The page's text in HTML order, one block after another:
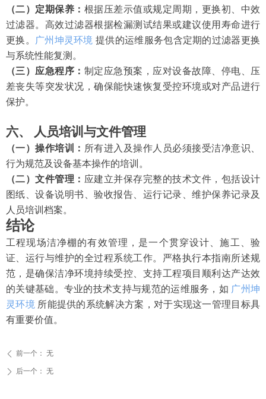
（二）定期保养： 根据压差示值或规定周期，更换初、中效
过滤器。高效过滤器根据检漏测试结果或建议使用寿命进行
更换。
广州坤灵环境 提供的运维服务包含定期的过滤器更换
与系统性能复测。
（三）应急程序： 制定应急预案，应对设备故障、停电、压
差丧失等突发状况，确保能快速恢复受控环境或对产品进行
保护。
六、 人员培训与文件管理
（一）操作培训： 所有进入及操作人员必须接受洁净意识、
行为规范及设备基本操作的培训。
（二）文件管理： 应建立并保存完整的技术文件，包括设计
图纸、设备说明书、验收报告、运行记录、维护保养记录及
人员培训档案。
结论
工程现场洁净棚的有效管理，是一个贯穿设计、施工、验
证、运行与维护的全过程系统工作。严格执行本指南所述规
范，是确保洁净环境持续受控、支持工程项目顺利达产达效
的关键基础。专业的技术支持与规范的运维服务，如 广州坤
灵环境 所能提供的系统解决方案，对于实现这一管理目标具
有重要价值。
ꄴ 前一个： 无
ꄲ 后一个： 无